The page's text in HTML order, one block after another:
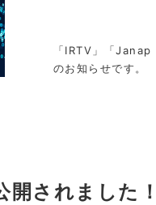
「IRTV」「
のお知らせです。
開されました